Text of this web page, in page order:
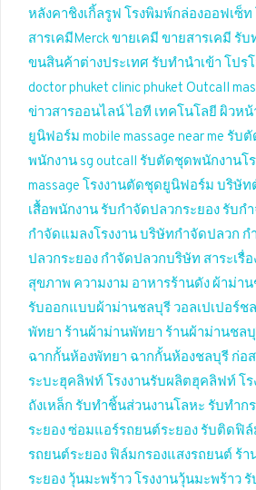
หลังคาชิงเกิ้ลรูฟ โรงพิมพ์กล่องออฟเซ็ท
สารเคมีMerckขายเคมี ขายสารเคมี รับ
ขนสินค้าต่างประเทศ รับทำนำเข้า โปร
doctor phuket clinic phuket Outcall
ข่าวสารออนไลน์ไอที เทคโนโลยี ผิวหน้
ยูนิฟอร์ม mobile massage near me รับ
พนักงาน sg outcall รับตัดชุดพนักงานโ
massage โรงงานตัดชุดยูนิฟอร์ม บริษัท
เสื้อพนักงาน รับกำจัดปลวกระยอง รับก
กำจัดแมลงโรงงานบริษัทกำจัดปลวก ก
ปลวกระยอง กำจัดปลวกบริษัท สาระเรื่
สุขภาพ ความงาม อาหารร้านดัง ผ้าม่า
รับออกแบบผ้าม่านชลบุรี วอลเปเปอร์ช
พัทยา ร้านผ้าม่านพัทยา ร้านผ้าม่านชล
ฉากกั้นห้องพัทยา ฉากกั้นห้องชลบุรี ก่อ
ระบะฮุคลิฟท์ โรงงานรับผลิตฮุคลิฟท์ โ
ถังเหล็ก รับทำชิ้นส่วนงานโลหะ รับทำก
ระยองซ่อมแอร์รถยนต์ระยอง รับติดฟิล์
รถยนต์ระยอง ฟิล์มกรองแสงรถยนต์ ร้า
ระยอง วุ้นมะพร้าว โรงงานวุ้นมะพร้าว รั